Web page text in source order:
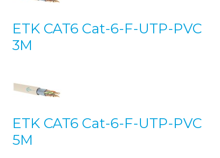
ETK CAT6 Cat-6-F-UTP-PVC
3M
ETK CAT6 Cat-6-F-UTP-PVC
5M